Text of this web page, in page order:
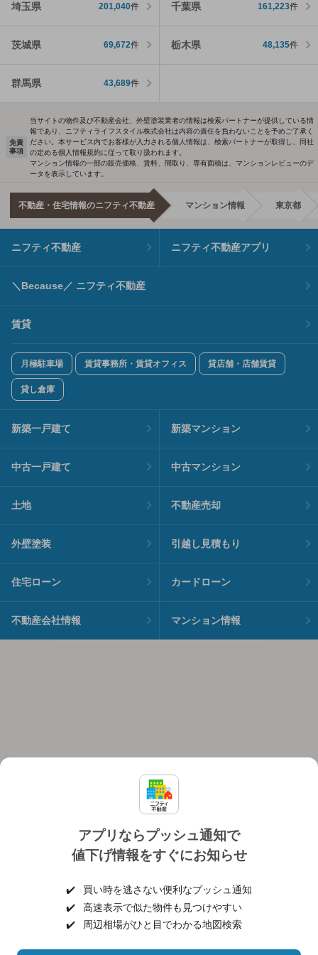
埼玉県 201,040件 千葉県 161,223件
茨城県 69,672件 栃木県 48,135件
群馬県 43,689件
アプリならプッシュ通知で
値下げ情報をすぐにお知らせ
✔️
買い時を逃さない便利なプッシュ通知
✔️
高速表示で似た物件も見つけやすい
✔️
周辺相場がひと目でわかる地図検索
免責
事項
当サイトの物件及び不動産会社、外壁塗装業者の情報は検索パートナーが提供している情
報であり、ニフティライフスタイル株式会社は内容の責任を負わないことを予めご了承く
ださい。本サービス内でお客様が入力される個人情報は、検索パートナーが取得し、同社
の定める個人情報規約に従って取り扱われます。
マンション情報の一部の販売価格、賃料、間取り、専有面積は、マンションレビューのデ
ータを表示しています。
不動産・住宅情報のニフティ不動産 マンション情報 東京都
ニフティ不動産 ニフティ不動産アプリ
＼Because／ ニフティ不動産
賃貸
月極駐車場 賃貸事務所・賃貸オフィス 貸店舗・店舗賃貸
貸し倉庫
新築一戸建て 新築マンション
中古一戸建て 中古マンション
土地 不動産売却
外壁塗装 引越し見積もり
住宅ローン カードローン
不動産会社情報 マンション情報
個人情報保護ポリシー 利用規約
ヘルプ・お問い合わせ 採用情報